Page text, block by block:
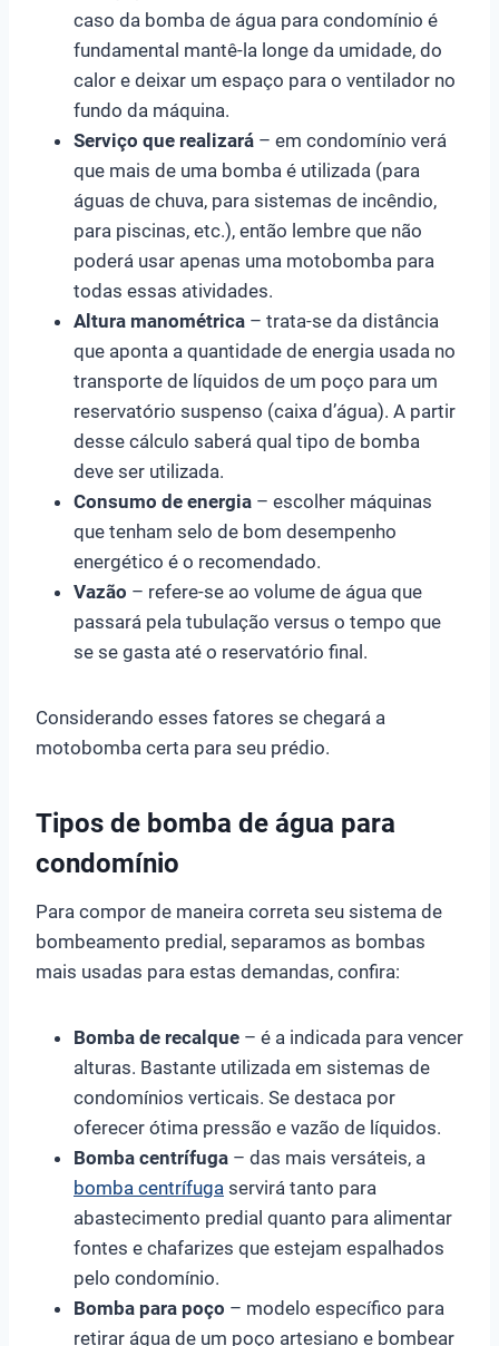
caso da bomba de água para condomínio é
fundamental mantê-la longe da umidade, do
calor e deixar um espaço para o ventilador no
fundo da máquina.
Serviço que realizará – em condomínio verá
que mais de uma bomba é utilizada (para
águas de chuva, para sistemas de incêndio,
para piscinas, etc.), então lembre que não
poderá usar apenas uma motobomba para
todas essas atividades.
Altura manométrica – trata-se da distância
que aponta a quantidade de energia usada no
transporte de líquidos de um poço para um
reservatório suspenso (caixa d’água). A partir
desse cálculo saberá qual tipo de bomba
deve ser utilizada.
Consumo de energia – escolher máquinas
que tenham selo de bom desempenho
energético é o recomendado.
Vazão – refere-se ao volume de água que
passará pela tubulação versus o tempo que
se se gasta até o reservatório final.
Considerando esses fatores se chegará a
motobomba certa para seu prédio.
Tipos de bomba de água para
condomínio
Para compor de maneira correta seu sistema de
bombeamento predial, separamos as bombas
mais usadas para estas demandas, confira:
Bomba de recalque – é a indicada para vencer
alturas. Bastante utilizada em sistemas de
condomínios verticais. Se destaca por
oferecer ótima pressão e vazão de líquidos.
Bomba centrífuga – das mais versáteis, a
bomba centrífuga servirá tanto para
abastecimento predial quanto para alimentar
fontes e chafarizes que estejam espalhados
pelo condomínio.
Bomba para poço – modelo específico para
retirar água de um poço artesiano e bombear